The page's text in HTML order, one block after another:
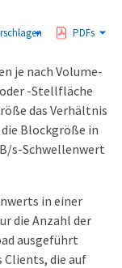
PDFs
je nach Volume-
-Stellfläche
das Verhältnis
die Blockgröße in
s-Schwellenwert
in einer
die Anzahl der
ausgeführt
Clients, die auf